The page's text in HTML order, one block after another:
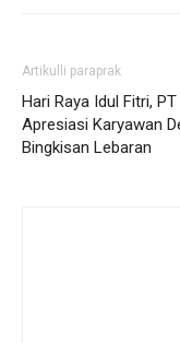
Artikulli paraprak
Hari Raya Idul Fitri, PT
Apresiasi Karyawan
Bingkisan Lebaran